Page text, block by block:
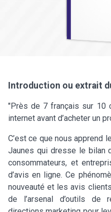
Introduction ou extrait
"Près de 7 français sur 10
internet avant d’acheter un
C’est ce que nous apprend
Jaunes qui dresse le bilan
consommateurs, et
d’avis en ligne. Ce
nouveauté et les avis
de l’arsenal d’outils de